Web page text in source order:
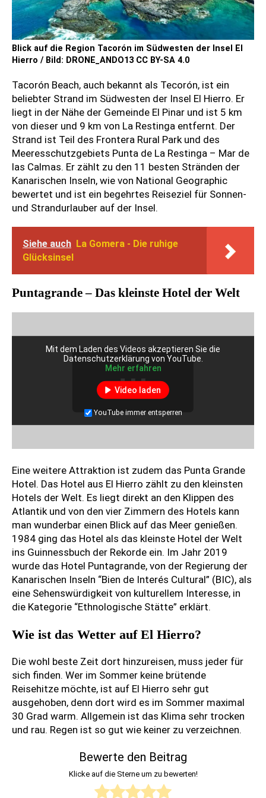
Blick auf die Region Tacorón im Südwesten der Insel El
Hierro / Bild: DRONE_ANDO13 CC BY-SA 4.0
Tacorón Beach, auch bekannt als Tecorón, ist ein
beliebter Strand im Südwesten der Insel El Hierro. Er
liegt in der Nähe der Gemeinde El Pinar und ist 5 km
von dieser und 9 km von La Restinga entfernt. Der
Strand ist Teil des Frontera Rural Park und des
Meeresschutzgebiets Punta de La Restinga – Mar de
las Calmas. Er zählt zu den 11 besten Stränden der
Kanarischen Inseln, wie von National Geographic
bewertet und ist ein begehrtes Reiseziel für Sonnen-
und Strandurlauber auf der Insel.
Siehe auch La Gomera - Die ruhige
Glücksinsel
Puntagrande – Das kleinste Hotel der Welt
Mit dem Laden des Videos akzeptieren Sie die
Datenschutzerklärung von YouTube.
Mehr erfahren
Video laden
YouTube immer entsperren
Eine weitere Attraktion ist zudem das Punta Grande
Hotel. Das Hotel aus El Hierro zählt zu den kleinsten
Hotels der Welt. Es liegt direkt an den Klippen des
Atlantik und von den vier Zimmern des Hotels kann
man wunderbar einen Blick auf das Meer genießen.
1984 ging das Hotel als das kleinste Hotel der Welt
ins Guinnessbuch der Rekorde ein. Im Jahr 2019
wurde das Hotel Puntagrande, von der Regierung der
Kanarischen Inseln “Bien de Interés Cultural” (BIC), als
eine Sehenswürdigkeit von kulturellem Interesse, in
die Kategorie “Ethnologische Stätte” erklärt.
Wie ist das Wetter auf El Hierro?
Die wohl beste Zeit dort hinzureisen, muss jeder für
sich finden. Wer im Sommer keine brütende
Reisehitze möchte, ist auf El Hierro sehr gut
ausgehoben, denn dort wird es im Sommer maximal
30 Grad warm. Allgemein ist das Klima sehr trocken
und rau. Regen ist so gut wie keiner zu verzeichnen.
Bewerte den Beitrag
Klicke auf die Sterne um zu bewerten!
K
a
a
r
e
i
e
i
e
l
m
i
t
i
e
l
e
e
e
n
s
w
ü
r
d
k
a
a
b
k
l
e
i
e
u
n
s
c
h
e
n
r
e
B
a
l
e
e
D
i
a
L
a
G
o
m
e
r
a
-
e
u
h
i
g
e
G
k
L
a
n
z
a
r
o
e
S
h
e
n
s
w
ü
g